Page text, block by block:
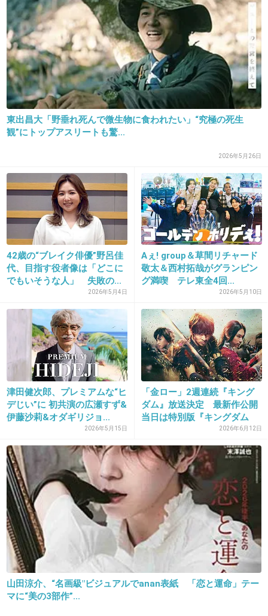
30. 匿名 2016/07/19(火) 13:07:29
>>20
織田さんは世界陸上
織田裕二、9大会連続「世界陸上」メーン
キャスターに決定
girlschannel.net
織田裕二、9大会連続「世界陸上」メーンキャスターに決定 織田裕二 ９大
会連続「世界陸上」メーンキャスターに決定 ― スポニチ Sponichi Annex 芸
でも織田裕二ほど福山は定着してないよね
+266 -1
31. 匿名2016/07/19(火) 13:07:39
なんだか凄い今更感。
+234 -6
32. 匿名 2016/07/19(火) 13:08:00
熱いのも結構だけど、あらゆるスポーツに顔出してきてうっとうしい。
+25 -69
33. 匿名 2016/07/19(火) 13:08:04
NHK観るから別に良いよ〜
+157 -5
34. 匿名 2016/07/19(火) 13:08:20
東出昌大「野垂れ死んで微生物に食われたい」“究極の死生
観”にトップアスリートも驚...
2026年5月26日
42歳の“ブレイク俳優”野呂佳
代、目指す役者像は「どこに
でもいそうな人」 失敗の...
2026年5月4日
Aぇ! group＆草間リチャード
敬太＆西村拓哉がグランピン
グ満喫 テレ東全4回...
2026年5月10日
津田健次郎、プレミアムな“ヒ
デじい”に 初共演の広瀬すず&
伊藤沙莉&オダギリジョ...
2026年5月15日
「金ロー」2週連続『キング
ダム』放送決定 最新作公開
当日は特別版『キングダム
2026年6月12日
山田涼介、“名画級"ビジュアルでanan表紙 「恋と運命」テー
マに“美の3部作”...